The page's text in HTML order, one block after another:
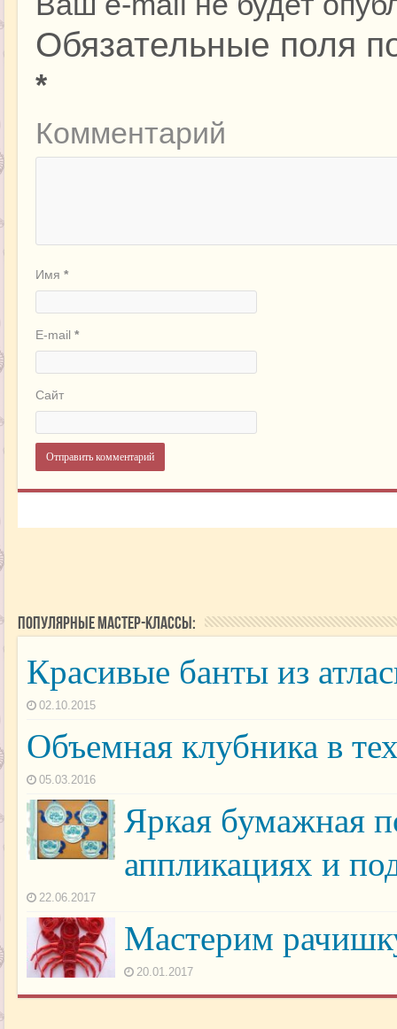
Обязательные поля
*
Комментарий
Имя *
E-mail *
Сайт
Популярные мастер-классы:
Красивые банты из
02.10.2015
Объемная клубника в
05.03.2016
Яркая бумажная
аппликациях и
22.06.2017
Мастерим
20.01.2017